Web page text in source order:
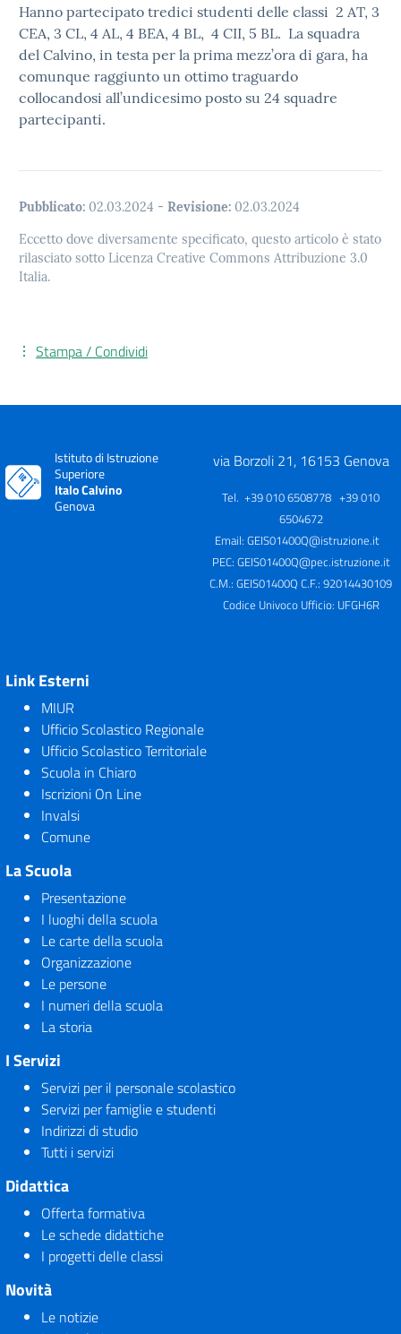
Hanno partecipato tredici studenti delle classi 2 AT, 3
CEA, 3 CL, 4 AL, 4 BEA, 4 BL, 4 CII, 5 BL. La squadra
del Calvino, in testa per la prima mezz’ora di gara, ha
comunque raggiunto un ottimo traguardo
collocandosi all’undicesimo posto su 24 squadre
partecipanti.
Pubblicato: 02.03.2024 - Revisione: 02.03.2024
Eccetto dove diversamente specificato, questo articolo è stato
rilasciato sotto Licenza Creative Commons Attribuzione 3.0
Italia.
Stampa / Condividi
Istituto di Istruzione
Superiore
Italo Calvino
Genova
via Borzoli 21, 16153 Genova
Tel. +39 010 6508778 +39 010
6504672
Email: GEIS01400Q@istruzione.it
PEC: GEIS01400Q@pec.istruzione.it
C.M.: GEIS01400Q C.F.: 92014430109
Codice Univoco Ufficio: UFGH6R
Link Esterni
MIUR
Ufficio Scolastico Regionale
Ufficio Scolastico Territoriale
Scuola in Chiaro
Iscrizioni On Line
Invalsi
Comune
La Scuola
Presentazione
I luoghi della scuola
Le carte della scuola
Organizzazione
Le persone
I numeri della scuola
La storia
I Servizi
Servizi per il personale scolastico
Servizi per famiglie e studenti
Indirizzi di studio
Tutti i servizi
Didattica
Offerta formativa
Le schede didattiche
I progetti delle classi
Novità
Le notizie